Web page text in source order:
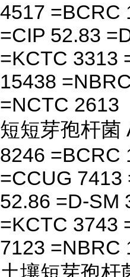
4517 =BCRC
=CIP 52.83
=KCTC 3313
15438
=NCTC 2613
短短芽孢杆菌
8246 =BCRC
=CCUG 7413
52.86 =D-SM
=KCTC 3743
7123 =NBRC
土壤短芽孢杆